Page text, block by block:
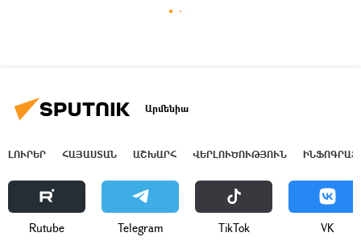
Արմենիա
ԼՈՒՐԵՐ ՀԱՅԱՍՏԱՆ ԱՇԽԱՐՀ ՎԵՐԼՈՒԾՈՒԹՅՈՒՆ
Rutube Telegram ТikТоk VK